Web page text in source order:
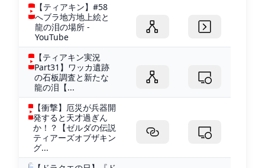
【ティアキン】#58
へブラ地方地上絵と
龍の泪の場所 -
YouTube
【ティアキン実況
Part31】ワッカ遺跡
の石板調査と新たな
龍の泪【...
【衝撃】厄災が兵器開
発すると天才過ぎん
か！？【ゼルダの伝説
ティアーズオブザキン
グ...